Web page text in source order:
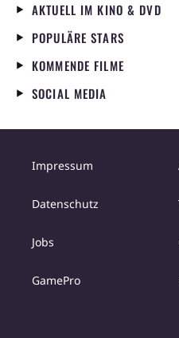
AKTUELL IM KINO & DVD
POPULÄRE STARS
KOMMENDE FILME
SOCIAL MEDIA
Impressum
Datenschutz
Jobs
GamePro